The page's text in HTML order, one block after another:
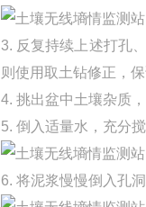
3. 反复持续上述打孔
则使用取土钻修正，
4. 挑出盆中土壤杂质
5. 倒入适量水，充分
6. 将泥浆慢慢倒入孔